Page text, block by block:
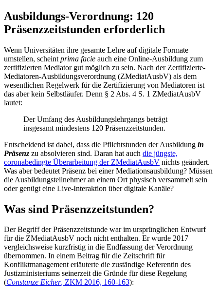
Ausbildungs-Verordnung: 120
Präsenzzeitstunden erforderlich
Wenn Universitäten ihre gesamte Lehre auf digitale Formate
umstellen, scheint prima facie auch eine Online-Ausbildung zum
zertifizierten Mediator gut möglich zu sein. Nach der Zertifizierte-
Mediatoren-Ausbildungsverordnung (ZMediatAusbV) als dem
wesentlichen Regelwerk für die Zertifizierung von Mediatoren ist
das aber kein Selbstläufer. Denn § 2 Abs. 4 S. 1 ZMediatAusbV
lautet:
Der Umfang des Ausbildungslehrgangs beträgt
insgesamt mindestens 120 Präsenzzeitstunden.
Entscheidend ist dabei, dass die Pflichtstunden der Ausbildung in
Präsenz zu absolvieren sind. Daran hat auch die jüngste,
coronabedingte Überarbeitung der ZMediatAusbV nichts geändert.
Was aber bedeutet Präsenz bei einer Mediationsausbildung? Müssen
die Ausbildungsteilnehmer an einem Ort physisch versammelt sein
oder genügt eine Live-Interaktion über digitale Kanäle?
Was sind Präsenzzeitstunden?
Der Begriff der Präsenzzeitstunde war im ursprünglichen Entwurf
für die ZMediatAusbV noch nicht enthalten. Er wurde 2017
vergleichsweise kurzfristig in die Endfassung der Verordnung
übernommen. In einem Beitrag für die Zeitschrift für
Konfliktmanagement erläuterte die zuständige Referentin des
Justizministeriums seinerzeit die Gründe für diese Regelung
(Constanze Eicher, ZKM 2016, 160-163):